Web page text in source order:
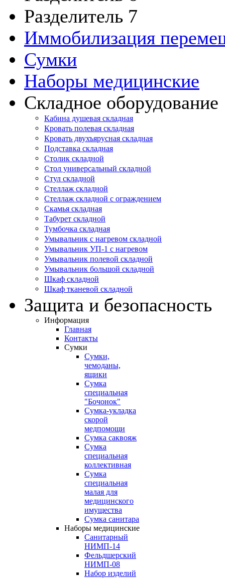
Разделитель 7
Иммобилизация
Сумки
Наборы медицинские
Складное оборудование
Кабина душевая складная
Кровать полевая складная
Кровать двухъярусная складная
Подставка складная
Столик складной
Стол универсальный складной
Стул складной
Стеллаж складной
Стеллаж складной с ограждением
Скамья складная
Табурет складной
Тумбочка складная
Умывальник с нагревом складной
Умывальник УП-1 с нагревом
Умывальник полевой складной
Умывальник большой складной
Шкаф складной
Шкаф тканевой складной
Защита и безопасность
Информация
Главная
Контакты
Сумки
Сумки,
чемоданы,
ящики
Сумка
специальная
"Бочонок"
Сумка-укладка
скорой
медпомощи
Сумка саквояж
Сумка
специальная
коллективная
Сумка
специальная
малая для
медицинского
имущества
Сумка санитара
Наборы медицинские
Cанитарный
НИМП-14
Фельдшерский
НИМП-08
Набор изделий